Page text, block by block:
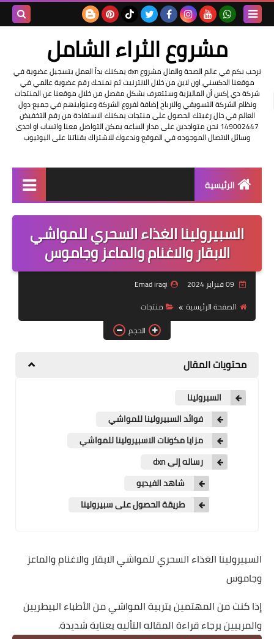
مشروع الثراء الشامل
نرحب بكم في عالم الصحة والمال مشروع dxn يمكنك بدأ العمل بتسجيل عضوية في
موقعنا الدكسني اون لاين من خلال الانترنيت ثم نمنحك رقم عضوية عالمي في
شركة دي إكس أن الماليزية وستتعرف بشكل مفصل من خلال موقعنا عن المنتجات
ونظام الشركة التسويقي والارباح إضافة لفروع الشركة وعنواينهم في جميع دول
العالم في حال رغبتك الحصول على منتجات يمكنك الاستفادة من رقم التخفيض
149002447 نحن متواجدين على مدار الساعه يمكن التواصل معنا واتساب او احدى
وسائل الاتصال الموجوده في الموقع وندعوك للاشتراك بقناتنا على اليوتيوب
الرئيسية
التسجيل في الشركه
عناوين شركة dxn
فرصة عمل
تعرف على DXN
تجارب شفاء
السبيرولينا الغذاء السحري للمواشي
الابقار والاغنام والماعز وجاموس
Emad iraqi
الصفحة الرئيسية
منتجات
الحجم
محتويات المقال
السبرولينا
فوائد السبيرولينا للمواشي
مزايا مكونات الاسبيرولينا للمواشي
رساله إلى dxn
شاهد الفيديو
طريقة الحصول على سبيرولينا
السبيرولينا الغذاء السحري للمواشي الابقار والاغنام والماعز
وجاموس
إذا كنت من المهتمين بتربية المواشي من الأطباء البيطريين
والمربيين برجاء قراءة المقاله التأليه بعناية شديدة.